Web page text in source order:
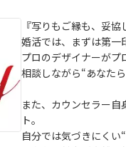
『写りもご縁も、妥協
婚活では、まずは第一
プロのデザイナーがプ
相談しながら“あなた
また、カウンセラー
ト。
自分では気づきにくい